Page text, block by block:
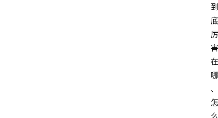
到
底
厉
害
在
哪
、
怎
么